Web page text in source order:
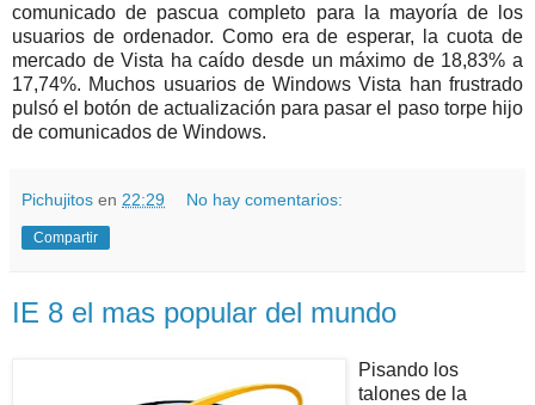
comunicado de pascua completo para la mayoría de los
usuarios de ordenador. Como era de esperar, la cuota de
mercado de Vista ha caído desde un máximo de 18,83% a
17,74%. Muchos usuarios de Windows Vista han frustrado
pulsó el botón de actualización para pasar el paso torpe hijo
de comunicados de Windows.
Pichujitos en 22:29 No hay comentarios:
Compartir
IE 8 el mas popular del mundo
Pisando los
talones de la